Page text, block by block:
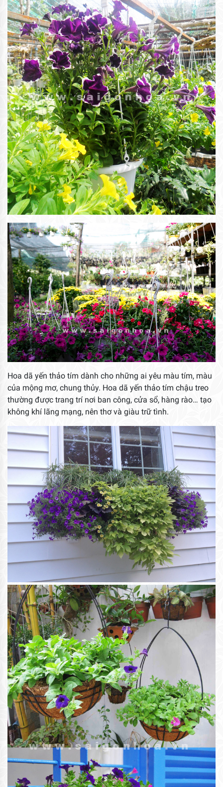
Hoa dã yến thảo tím dành cho những ai yêu màu tím, màu
của mộng mơ, chung thủy. Hoa dã yến thảo tím chậu treo
thường được trang trí nơi ban công, cửa sổ, hàng rào… tạo
không khí lãng mạng, nên thơ và giàu trữ tình.